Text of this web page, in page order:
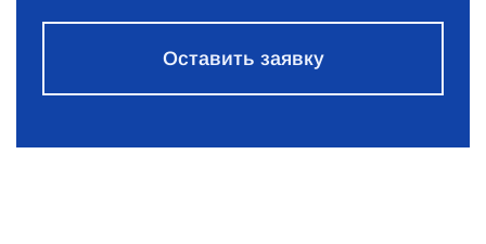
Оставить заявку